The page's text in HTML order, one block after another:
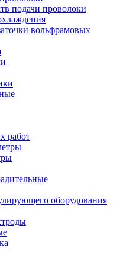
подачи проволоки
вольфрамовых
работ
оборудования